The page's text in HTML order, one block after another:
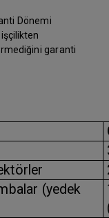
Dönemi
garanti
(yedek